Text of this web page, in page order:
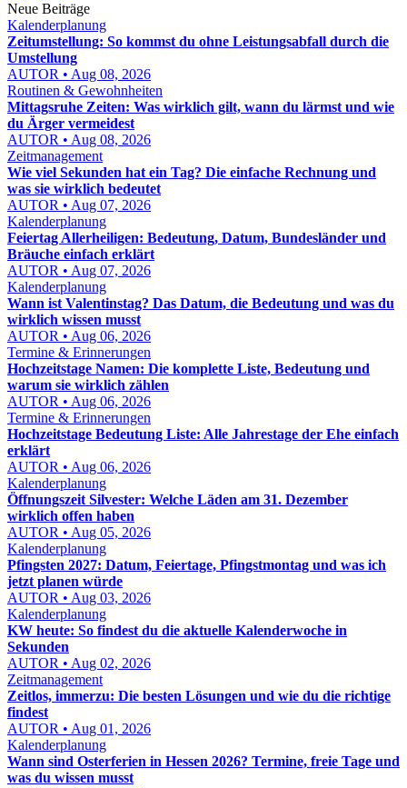
Neue Beiträge
Kalenderplanung
Zeitumstellung: So kommst du ohne Leistungsabfall durch die
Umstellung
AUTOR • Aug 08, 2026
Routinen & Gewohnheiten
Mittagsruhe Zeiten: Was wirklich gilt, wann du lärmst und wie
du Ärger vermeidest
AUTOR • Aug 08, 2026
Zeitmanagement
Wie viel Sekunden hat ein Tag? Die einfache Rechnung und
was sie wirklich bedeutet
AUTOR • Aug 07, 2026
Kalenderplanung
Feiertag Allerheiligen: Bedeutung, Datum, Bundesländer und
Bräuche einfach erklärt
AUTOR • Aug 07, 2026
Kalenderplanung
Wann ist Valentinstag? Das Datum, die Bedeutung und was du
wirklich wissen musst
AUTOR • Aug 06, 2026
Termine & Erinnerungen
Hochzeitstage Namen: Die komplette Liste, Bedeutung und
warum sie wirklich zählen
AUTOR • Aug 06, 2026
Termine & Erinnerungen
Hochzeitstage Bedeutung Liste: Alle Jahrestage der Ehe einfach
erklärt
AUTOR • Aug 06, 2026
Kalenderplanung
Öffnungszeit Silvester: Welche Läden am 31. Dezember
wirklich offen haben
AUTOR • Aug 05, 2026
Kalenderplanung
Pfingsten 2027: Datum, Feiertage, Pfingstmontag und was ich
jetzt planen würde
AUTOR • Aug 03, 2026
Kalenderplanung
KW heute: So findest du die aktuelle Kalenderwoche in
Sekunden
AUTOR • Aug 02, 2026
Zeitmanagement
Zeitlos, immerzu: Die besten Lösungen und wie du die richtige
findest
AUTOR • Aug 01, 2026
Kalenderplanung
Wann sind Osterferien in Hessen 2026? Termine, freie Tage und
was du wissen musst